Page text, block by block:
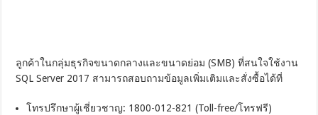
ลูกค้าในกลุ่มธุรกิจขนาดกลางและขนาดย่อม (SMB) ที่สนใจใช้งาน
SQL Server 2017 สามารถสอบถามข้อมูลเพิ่มเติมและสั่งซื้อได้ที่
โทรปรึกษาผู้เชี่ยวชาญ: 1800-012-821 (Toll-free/โทรฟรี)